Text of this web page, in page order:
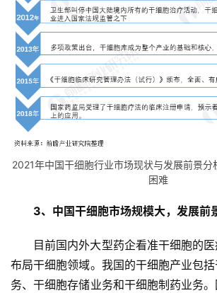
2021年中国干细胞行业市场现状与发展前景分
困难
3、中国干细胞市场规模大，发展前
目前国内外大型药企看准干细胞的
布局干细胞领域。我国的干细胞产业包
务、干细胞存储业务和干细胞制药业务